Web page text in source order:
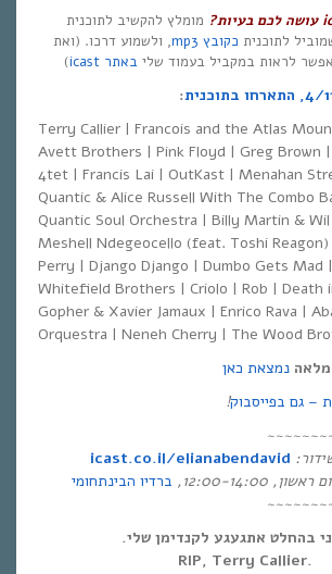
עושה לכם בעיות? מומלץ להקשיב לתוכנית
לתוכנית כקובץ mp3
, ולשמוע דרכו. (ואת
לראות במקביל בעמוד שליבאתר icast )
:
Terry Callier | Francois and the Atlas
Avett Brothers | Pink Floyd | Greg Brown
4tet | Francis Lai | OutKast | Menahan
Quantic & Alice Russell With The Combo
Quantic Soul Orchestra | Billy Martin &
Meshell Ndegeocello (feat. Toshi Reagon)
Perry | Django Django | Dumbo Gets Mad
Whitefield Brothers | Criolo | Rob | Death
Gopher & Xavier Jamaux | Enrico Rava |
Orquestra | Neneh Cherry | The Wood
נמצאת כאן
– גם בפייסבוק!
:
icast.co.il/elianabendavid
ראשון, 12:00-14:00,
ברדיו הבינתחומי
בהחלט אתגעגע לקנדימן שלי.
.RIP, Terry Callier